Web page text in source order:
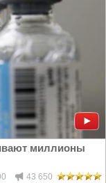
миллионы
43 650